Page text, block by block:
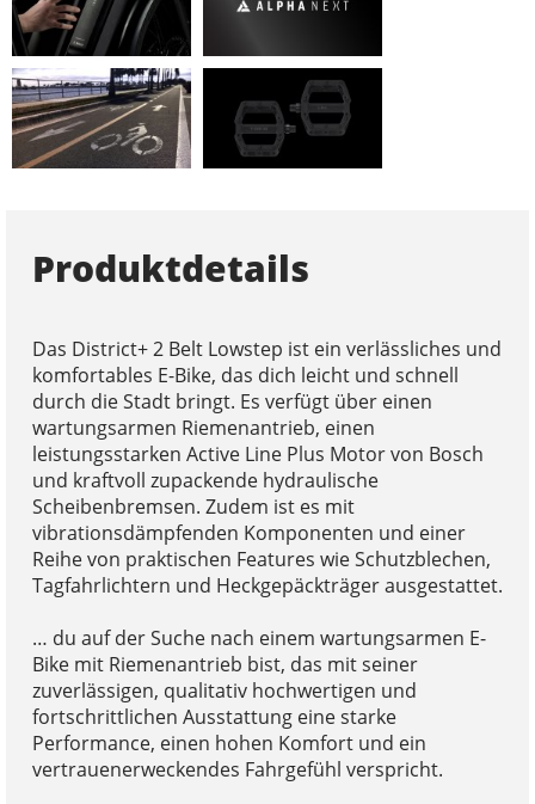
Produktdetails
Das District+ 2 Belt Lowstep ist ein verlässliches und
komfortables E-Bike, das dich leicht und schnell
durch die Stadt bringt. Es verfügt über einen
wartungsarmen Riemenantrieb, einen
leistungsstarken Active Line Plus Motor von Bosch
und kraftvoll zupackende hydraulische
Scheibenbremsen. Zudem ist es mit
vibrationsdämpfenden Komponenten und einer
Reihe von praktischen Features wie Schutzblechen,
Tagfahrlichtern und Heckgepäckträger ausgestattet.
… du auf der Suche nach einem wartungsarmen E-
Bike mit Riemenantrieb bist, das mit seiner
zuverlässigen, qualitativ hochwertigen und
fortschrittlichen Ausstattung eine starke
Performance, einen hohen Komfort und ein
vertrauenerweckendes Fahrgefühl verspricht.